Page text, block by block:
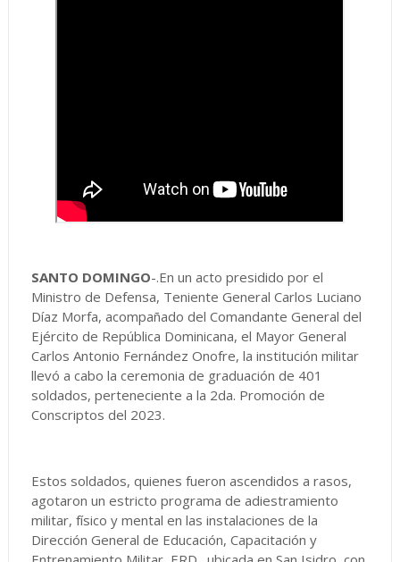
SANTO DOMINGO-.En un acto presidido por el
Ministro de Defensa, Teniente General Carlos Luciano
Díaz Morfa, acompañado del Comandante General del
Ejército de República Dominicana, el Mayor General
Carlos Antonio Fernández Onofre, la institución militar
llevó a cabo la ceremonia de graduación de 401
soldados, perteneciente a la 2da. Promoción de
Conscriptos del 2023.
Estos soldados, quienes fueron ascendidos a rasos,
agotaron un estricto programa de adiestramiento
militar, físico y mental en las instalaciones de la
Dirección General de Educación, Capacitación y